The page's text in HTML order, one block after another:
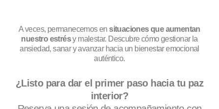
A veces, permanecemos ensituaciones que aumentan
nuestro estrésy malestar. Descubre cómo gestionar la
ansiedad, sanar y avanzar hacia un bienestar emocional
auténtico.
¿Listo para dar el primer paso hacia tu paz
interior?